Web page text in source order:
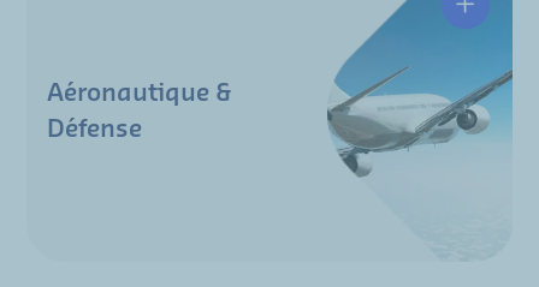
Aéronautique &
Défense